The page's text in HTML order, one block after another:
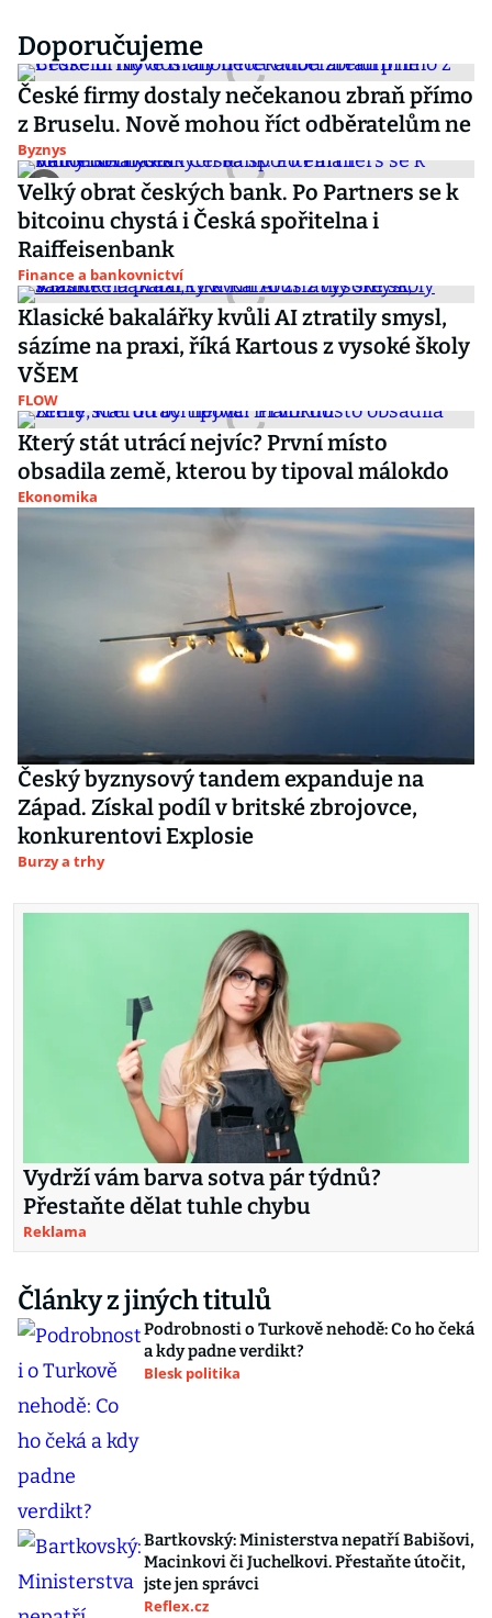
Doporučujeme
České firmy dostaly nečekanou zbraň přímo
z Bruselu. Nově mohou říct odběratelům ne
Byznys
Velký obrat českých bank. Po Partners se k
bitcoinu chystá i Česká spořitelna i
Raiffeisenbank
Finance a bankovnictví
Klasické bakalářky kvůli AI ztratily smysl,
sázíme na praxi, říká Kartous z vysoké školy
VŠEM
FLOW
Který stát utrácí nejvíc? První místo
obsadila země, kterou by tipoval málokdo
Ekonomika
Český byznysový tandem expanduje na
Západ. Získal podíl v britské zbrojovce,
konkurentovi Explosie
Burzy a trhy
Vydrží vám barva sotva pár týdnů?
Přestaňte dělat tuhle chybu
Reklama
Články z jiných titulů
Podrobnosti o Turkově nehodě: Co ho čeká
a kdy padne verdikt?
Blesk politika
Bartkovský: Ministerstva nepatří Babišovi,
Macinkovi či Juchelkovi. Přestaňte útočit,
jste jen správci
Reflex.cz